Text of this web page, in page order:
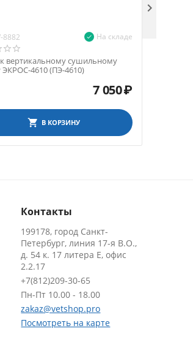
8882 На складе
вертикальному сушильному
4610 (ПЭ-4610)
7 050₽
В КОРЗИНУ

Контакты
199178, город Санкт-
Петербург, линия 17-я В.О.,
д. 54 к. 17 литера Е, офис
2.2.17
+7(812)209-30-65
Пн-Пт 10.00 - 18.00
zakaz@vetshop.pro
Посмотреть на карте